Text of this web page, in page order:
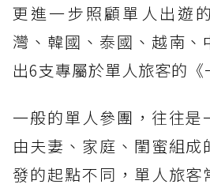
更進一步照顧單人出遊
灣、韓國、泰國、越南、
出6支專屬於單人旅客的《
一般的單人參團，往往是
由夫妻、家庭、閨蜜組成
發的起點不同，單人旅客